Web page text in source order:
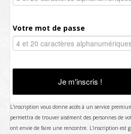
Votre mot de passe
Je m'inscris !
L'inscription vous donne accès à un service
permettra de trouver aisément des personnes de
ont envie de faire une rencontre. L'inscription est